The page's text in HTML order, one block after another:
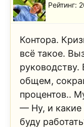
Рейтинг:
Контора.
всё такое.
общем,
процентов..
— Ну, и какие
буду